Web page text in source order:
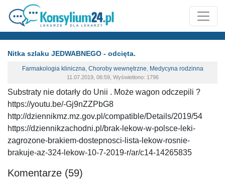
Nitka szlaku JEDWABNEGO - odcięta.
Farmakologia kliniczna, Choroby wewnętrzne, Medycyna rodzinna
11.07.2019, 06:59, Wyświetlono: 1796
Substraty nie dotarły do Unii . Może wagon odczepili ?
https://youtu.be/-Gj9nZZPbG8
http://dziennikmz.mz.gov.pl/compatible/Details/2019/54
https://dziennikzachodni.pl/brak-lekow-w-polsce-leki-
zagrozone-brakiem-dostepnosci-lista-lekow-rosnie-
brakuje-az-324-lekow-10-7-2019-r/ar/c14-14265835
Komentarze (59)